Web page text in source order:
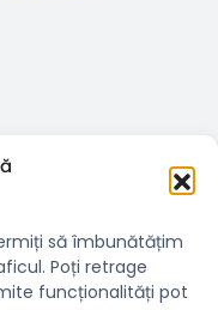
să îmbunătățim
Poți retrage
funcționalități pot